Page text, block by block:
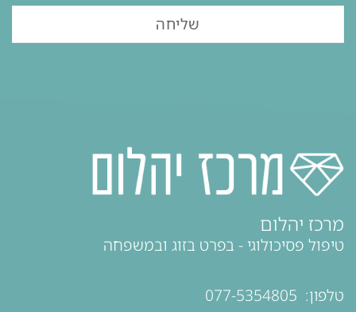
מרכז יהלום
טיפול פסיכולוגי - בפרט בזוג ובמשפחה
טלפון: 077-5354805